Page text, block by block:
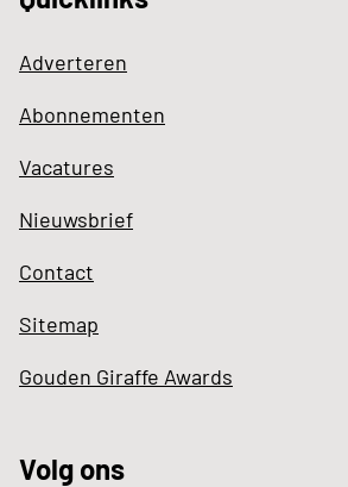
Adverteren
Abonnementen
Vacatures
Nieuwsbrief
Contact
Sitemap
Gouden Giraffe Awards
Volg ons